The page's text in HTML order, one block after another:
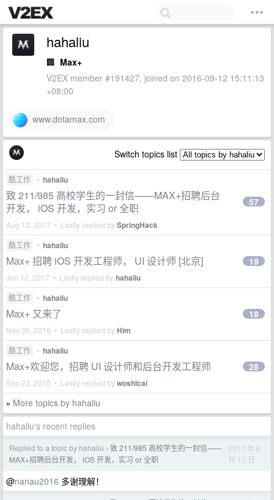
hahaliu
🏢 Max+
V2EX member #191427, joined on 2016-09-12 15:11:13
+08:00
www.dotamax.com
Switch topics list
酷工作 • hahaliu
致 211/985 高校学生的一封信——MAX+招聘后台
开发， iOS 开发，实习 or 全职
Aug 12, 2017 • Lastly replied bySpringHack
57
酷工作 • hahaliu
Max+ 招聘 iOS 开发工程师， UI 设计师 [北京]
Jun 12, 2017 • Lastly replied byhahaliu
19
酷工作 • hahaliu
Max+ 又来了
Nov 30, 2016 • Lastly replied byHim
18
酷工作 • hahaliu
Max+欢迎您，招聘 UI 设计师和后台开发工程师
Sep 23, 2016 • Lastly replied bywoshicai
28
» More topics by hahaliu
hahaliu's recent replies
Replied to a topic by hahaliu › 致 211/985 高校学生的一封信——
MAX+招聘后台开发， iOS 开发，实习 or 全职
2017 年 8
月 11 日
@nanau2016 多谢理解！